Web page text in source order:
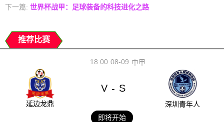
下一篇: 世界杯战甲：足球装备的科技进化之路
推荐比赛
08-09
18:00 中甲
延边龙鼎
V - S
深圳青年人
即将开始